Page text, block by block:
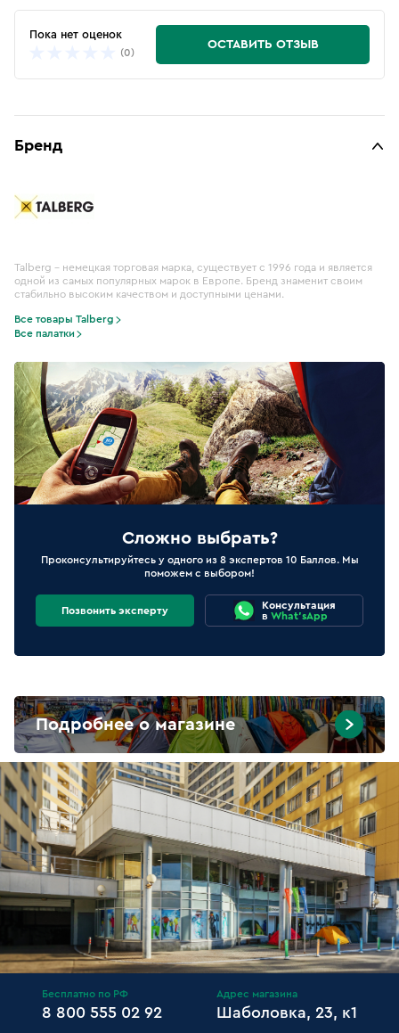
Пока нет оценок
(0)
ОСТАВИТЬ ОТЗЫВ
Бренд
Talberg – немецкая торговая марка, существует с 1996 года и является
одной из самых популярных марок в Европе. Бренд знаменит своим
стабильно высоким качеством и доступными ценами.
Все товары Talberg
Все палатки
Сложно выбрать?
Проконсультируйтесь у одного из 8 экспертов 10 Баллов. Мы
поможем с выбором!
Позвонить эксперту
Консультация
в What'sApp
Подробнее о магазине
Бесплатно по РФ
8 800 555 02 92
Адрес магазина
Шаболовка, 23, к1